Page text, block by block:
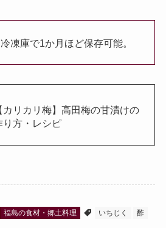
凍庫で1か月ほど保存可能。
カリカリ梅】高田梅の甘漬けの
り方・レシピ
福島の食材・郷土料理 いちじく 酢